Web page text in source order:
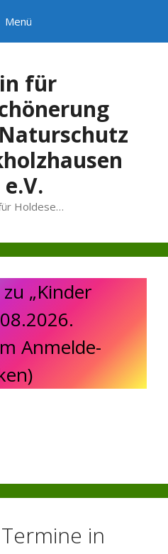
Menü
für
Holdese…
„Kinder
Anmelde-
in